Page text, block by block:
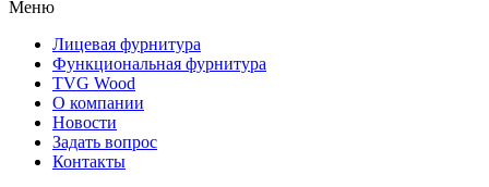
Меню
Лицевая фурнитура
Функциональная фурнитура
TVG Wood
О компании
Новости
Задать вопрос
Контакты